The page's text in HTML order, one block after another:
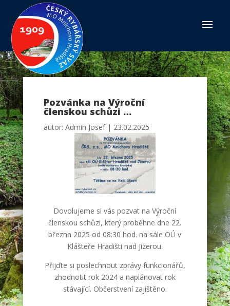
Pozvánka na Výroční
členskou schůzi …
autor: Admin Josef| 23.02.2025
Dovolujeme si vás pozvat na Výroční
členskou schůzi, který proběhne dne 22.
března 2025 od 08:30 hod. na sále OÚ v
Klášteře Hradišti nad Jizerou.
Přijďte si poslechnout zprávy funkcionářů,
zhodnotit rok 2024 a naplánovat rok
stávající. Občerstvení zajištěno.